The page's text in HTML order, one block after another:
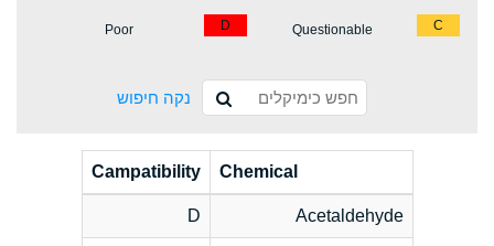
C
Questionable
D
Poor
נקה חיפוש
Chemical
Campatibility
Acetaldehyde
D